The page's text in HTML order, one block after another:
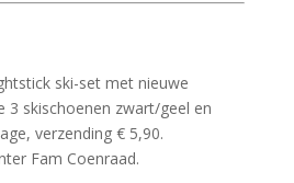
ski-set met nieuwe
3 skischoenen zwart/geel en
verzending € 5,90.
Fam Coenraad.